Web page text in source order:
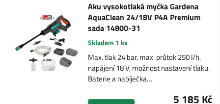
Aku vysokotlaká myčka Gardena
AquaClean 24/18V P4A Premium
sada 14800-31
Skladem 1 ks
Max. tlak 24 bar, max. průtok 250 l/h,
napájení 18 V, možnost nastavení tlaku.
Baterie a nabíječka…
5 185 Kč